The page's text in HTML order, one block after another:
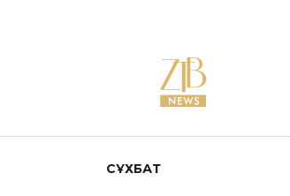
СҰХБАТ